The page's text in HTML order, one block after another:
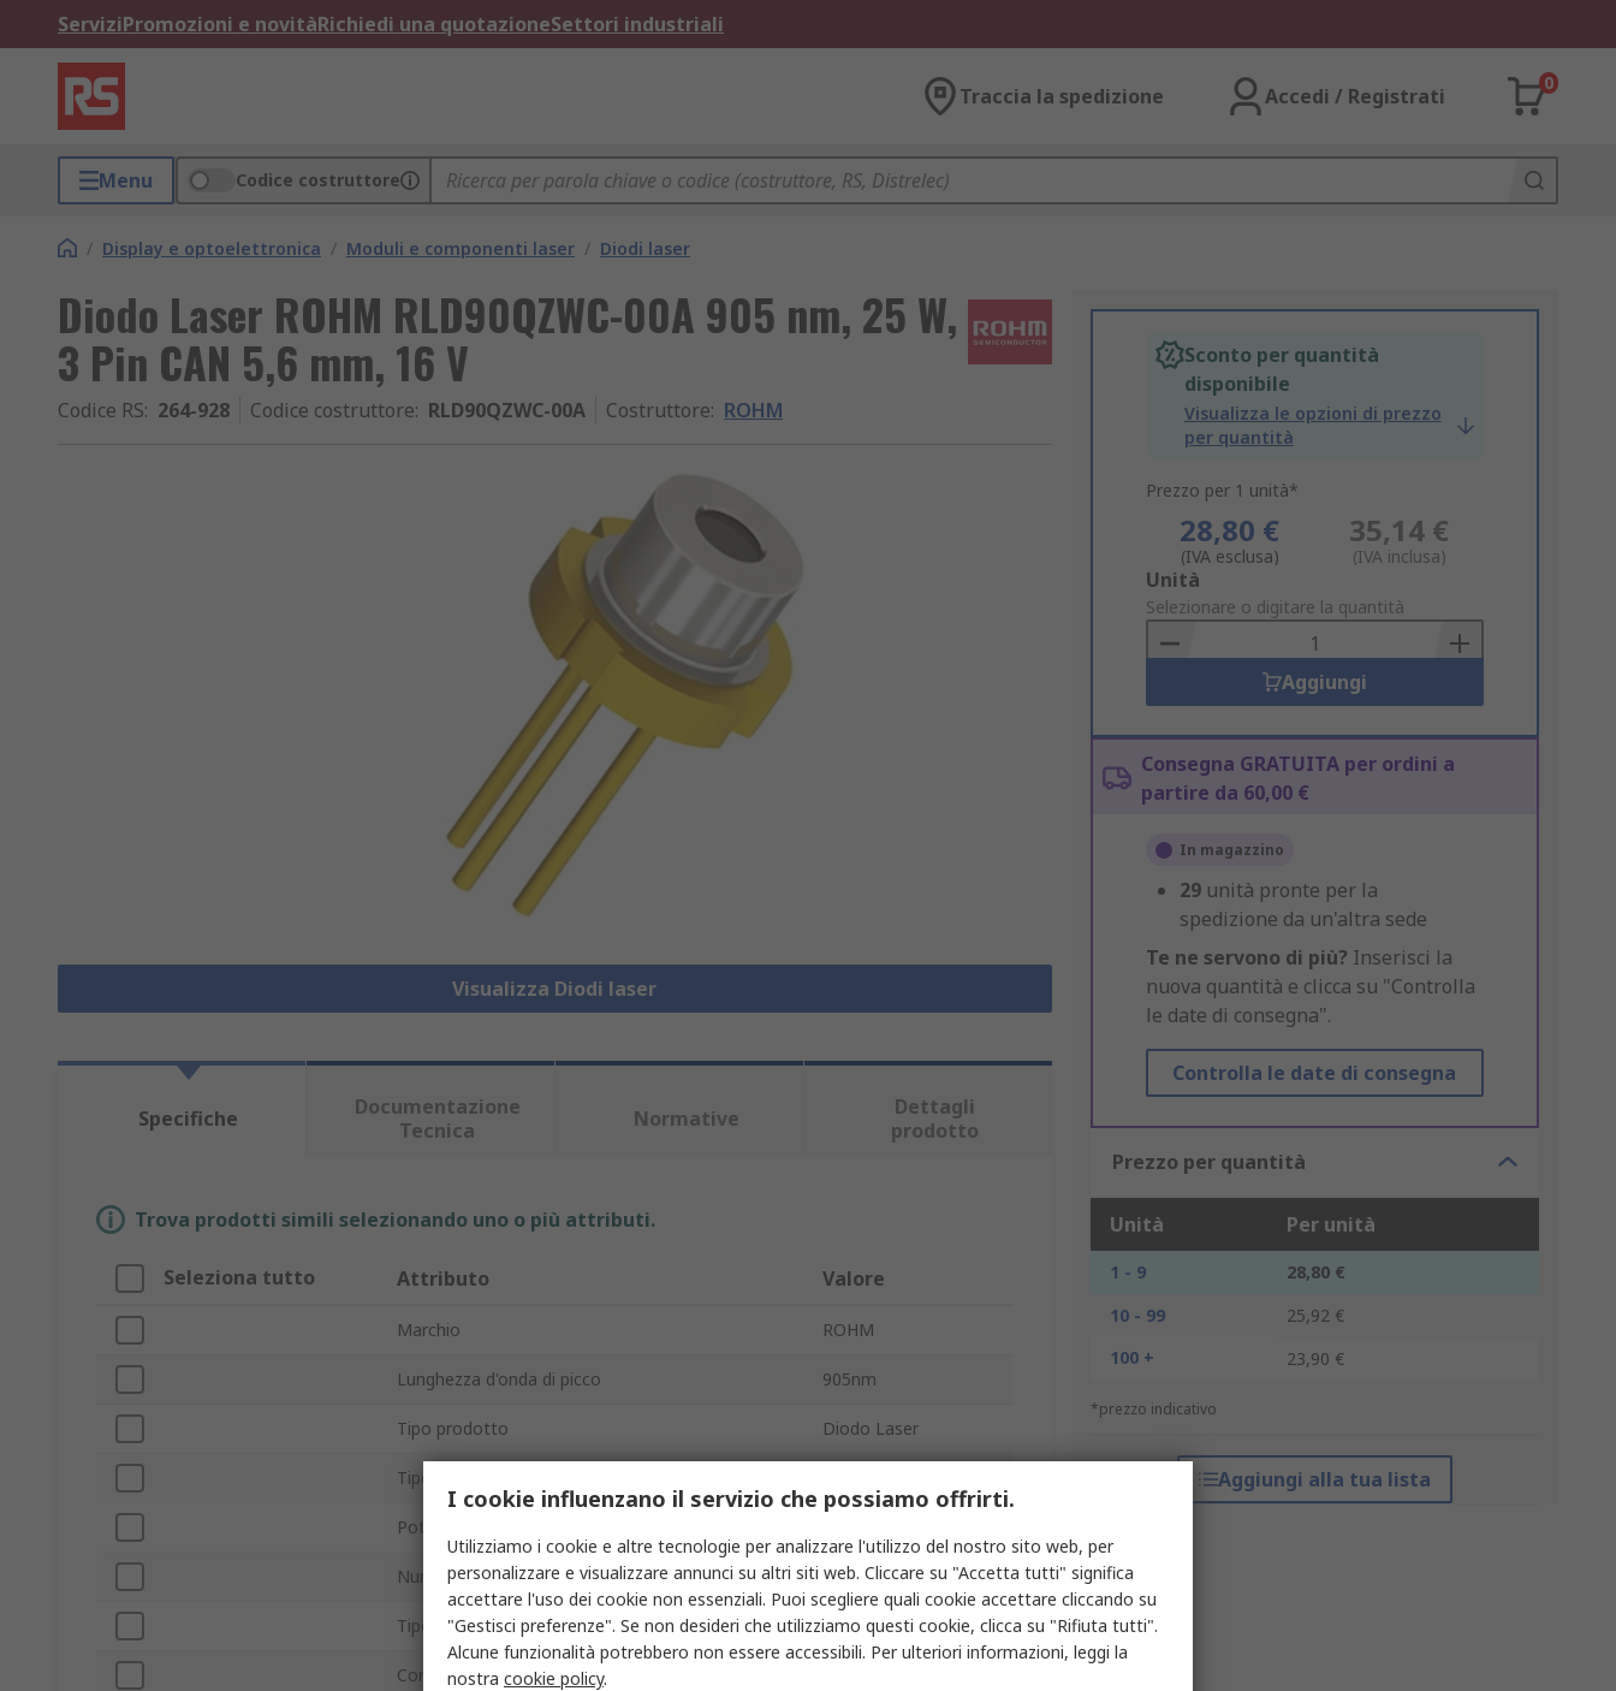
ServiziPromozioni e novitàRichiedi una quotazioneSettori industriali
Traccia la spedizione Accedi / Registrati
0
Menu Codice costruttore
/ Display e optoelettronica / Moduli e componenti laser / Diodi laser
Diodo Laser ROHM RLD90QZWC-00A 905 nm, 25 W,
3 Pin CAN 5,6 mm, 16 V
Codice RS: 264-928 Codice costruttore: RLD90QZWC-00A Costruttore: ROHM
Visualizza Diodi laser
Sconto per quantità
disponibile
Visualizza le opzioni di prezzo
per quantità
Prezzo per 1 unità*
28,80 €
(IVA esclusa)
35,14 €
(IVA inclusa)
Add
to
Basket
Unità
Selezionare o digitare la quantità
Aggiungi
Consegna GRATUITA per ordini a
partire da 60,00 €
In magazzino
29 unità pronte per la
spedizione da un'altra sede
Te ne servono di più? Inserisci la
nuova quantità e clicca su "Controlla
le date di consegna".
Controlla le date di consegna
Prezzo per quantità
Unità Per unità
1 - 9
28,80 €
10 - 99
25,92 €
100 +
23,90 €
*prezzo indicativo
Aggiungi alla tua lista
Specifiche
Documentazione
Tecnica
Normative
Dettagli
prodotto
Trova prodotti simili selezionando uno o più attributi.
Seleziona tutto Attributo Valore
Marchio ROHM
Lunghezza d'onda di picco 905nm
Tipo prodotto Diodo Laser
Tipo laser
Potenza uscita ottica
Numero aghi 3
Tipo montaggio Foro passante
Corrente massima
I cookie influenzano il servizio che possiamo offrirti.
Utilizziamo i cookie e altre tecnologie per analizzare l'utilizzo del nostro sito web, per
personalizzare e visualizzare annunci su altri siti web. Cliccare su "Accetta tutti" significa
accettare l'uso dei cookie non essenziali. Puoi scegliere quali cookie accettare cliccando su
"Gestisci preferenze". Se non desideri che utilizziamo questi cookie, clicca su "Rifiuta tutti".
Alcune funzionalità potrebbero non essere accessibili. Per ulteriori informazioni, leggi la
nostra cookie policy.